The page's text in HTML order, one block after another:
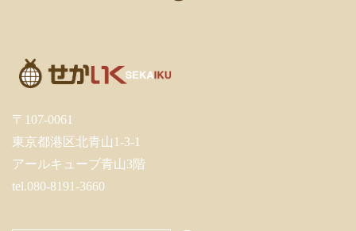
〒107-0061
東京都港区北青山1-3-1
アールキューブ青山3階
tel.080-8191-3660